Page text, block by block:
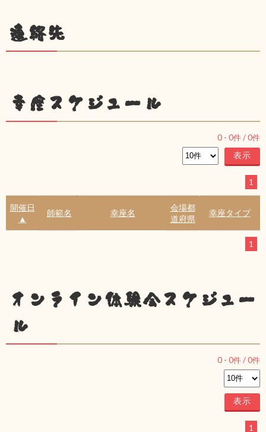
連絡先
幸座スケジュール
0 - 0件 /0件
1
開催日
▲
師範名 幸座名
会場都
道府県
幸座タイプ
1
オンライン体験会スケジュー
ル
0 - 0件 /0件
1